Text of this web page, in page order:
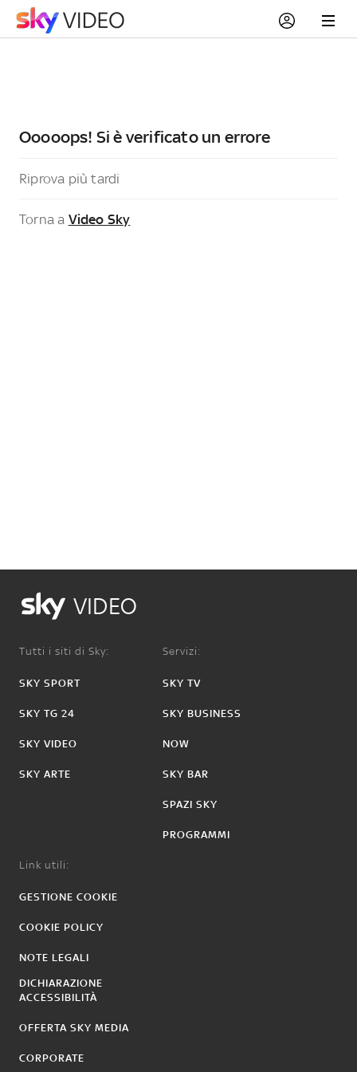
Ooooops! Si è verificato un errore
Riprova più tardi
Torna a Video Sky
VIDEO
Tutti i siti di Sky:
SKY SPORT
SKY TG 24
SKY VIDEO
SKY ARTE
Servizi:
SKY TV
SKY BUSINESS
NOW
SKY BAR
SPAZI SKY
PROGRAMMI
Link utili:
GESTIONE COOKIE
COOKIE POLICY
NOTE LEGALI
DICHIARAZIONE
ACCESSIBILITÀ
OFFERTA SKY MEDIA
CORPORATE